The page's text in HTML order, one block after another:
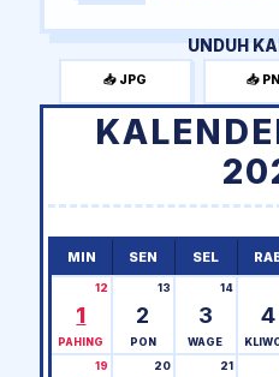
UNDUH
📥 JPG 📥
MIN SEN SEL
1
12
PAHING
2
13
PON
3
14
WAGE
4
19 20 21